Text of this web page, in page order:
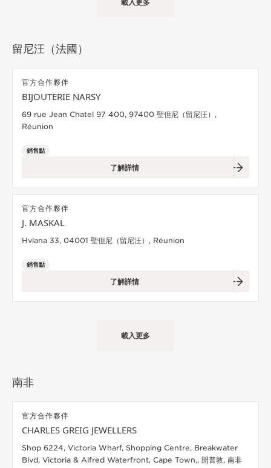
載入更多
留尼汪（法國）
官方合作夥伴
BIJOUTERIE NARSY
69 rue Jean Chatel 97 400, 97400 聖但尼（留尼汪）,
Réunion
銷售點
了解詳情
官方合作夥伴
J. MASKAL
Hvlana 33, 04001 聖但尼（留尼汪）, Réunion
銷售點
了解詳情
載入更多
南非
官方合作夥伴
CHARLES GREIG JEWELLERS
Shop 6224, Victoria Wharf, Shopping Centre, Breakwater
Blvd, Victoria & Alfred Waterfront, Cape Town,, 開普敦, 南非